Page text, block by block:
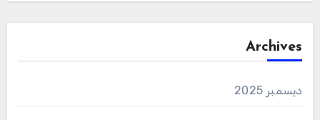
Archives
ديسمبر 2025